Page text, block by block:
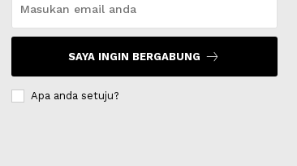
SAYA INGIN BERGABUNG
Apa anda setuju?